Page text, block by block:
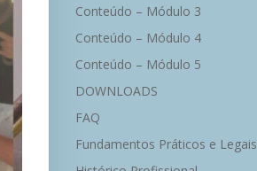
Conteúdo – Módulo 3
Conteúdo – Módulo 4
Conteúdo – Módulo 5
DOWNLOADS
FAQ
Fundamentos Práticos e Legais